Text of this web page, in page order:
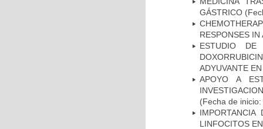
GÁSTRICO
RESPONSES IN
ESTUDIO DE
ADYUVANTE
APOYO A
(Fecha de
LINFOCITOS